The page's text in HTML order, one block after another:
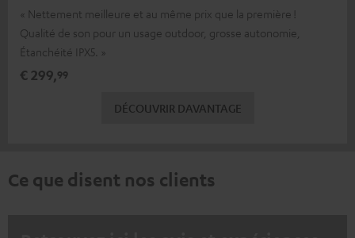
« Nettement meilleure et au même prix que la première !
Qualité de son pour un usage outdoor, grosse autonomie,
Étanchéité IPX5. »
€ 299,99
DÉCOUVRIR DAVANTAGE
Ce que disent nos clients